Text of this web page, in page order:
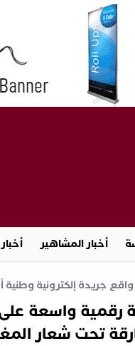
أخبار المشاهير
جريدة إلكترونية وطنية
رقمية واسعة
تحت شعار